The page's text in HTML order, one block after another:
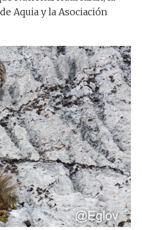
Aquia y la Asociación